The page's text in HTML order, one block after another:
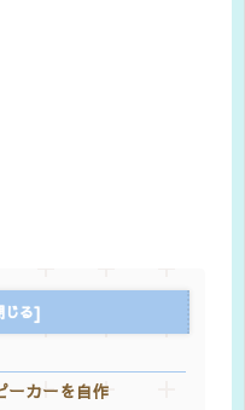
ーカーを自作